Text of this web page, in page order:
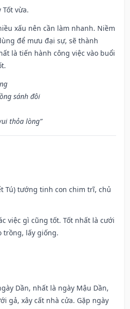
vừa.
xấu nên cần làm nhanh. Niềm
để mưu đại sự, sẽ thành
là tiến hành công việc vào buổi
sánh đôi
thỏa lòng”
Tú) tướng tinh con chim trĩ, chủ
việc gì cũng tốt. Tốt nhất là cưới
trồng, lấy giống.
Dần, nhất là ngày Mậu Dần,
gả, xây cất nhà cửa. Gặp ngày